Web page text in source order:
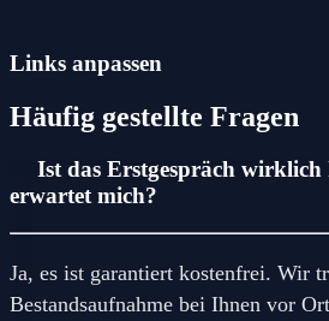
Links anpassen
Häufig gestellte Fragen
Ist das Erstgespräch wirklich
erwartet mich?
Ja, es ist garantiert kostenfrei. Wir
Bestandsaufnahme bei Ihnen vor